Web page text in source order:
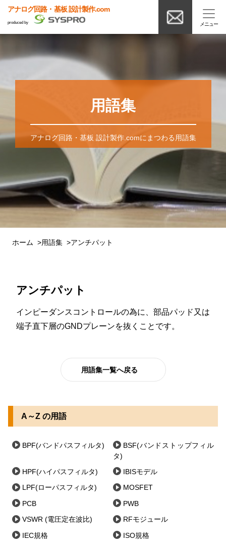
アナログ回路・基板 設計製作.com
produced by
用語集
アナログ回路・基板 設計製作.comにまつわる用語集
ホーム 用語集 アンチパット
アンチパット
インピーダンスコントロールの為に、部品パッド又は
端子直下層のGNDプレーンを抜くことです。
用語集一覧へ戻る
A～Z の用語
BPF(バンドパスフィルタ)
BSF(バンドストップフィル
タ)
HPF(ハイパスフィルタ) IBISモデル
LPF(ローパスフィルタ) MOSFET
PCB PWB
VSWR (電圧定在波比) RFモジュール
IEC規格 ISO規格